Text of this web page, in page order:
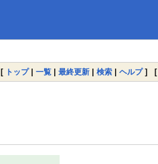
[ トップ| 一覧 | 最終更新 | 検索 | ヘルプ] [